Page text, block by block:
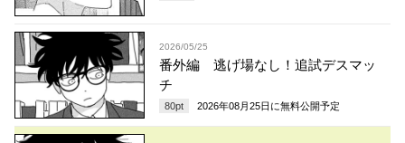
2026/05/25
番外編 逃げ場なし！追試デスマッ
チ
80pt 2026年08月25日 に無料公開予定